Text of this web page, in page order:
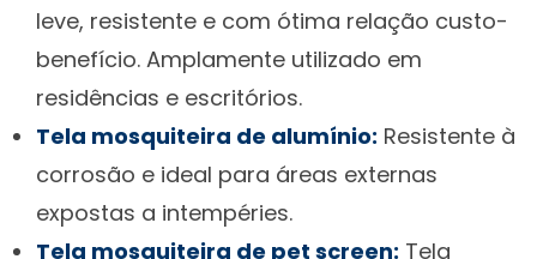
leve, resistente e com ótima relação custo-
benefício. Amplamente utilizado em
residências e escritórios.
Tela mosquiteira de alumínio: Resistente à
corrosão e ideal para áreas externas
expostas a intempéries.
Tela mosquiteira de pet screen: Tela